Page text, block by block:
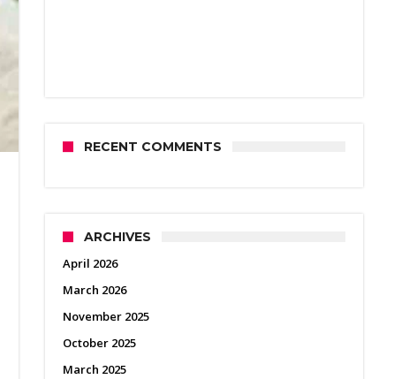
RECENT COMMENTS
ARCHIVES
April 2026
March 2026
November 2025
October 2025
March 2025